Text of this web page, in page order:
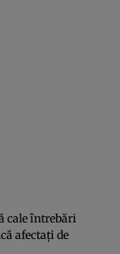
cale întrebări
afectaţi de